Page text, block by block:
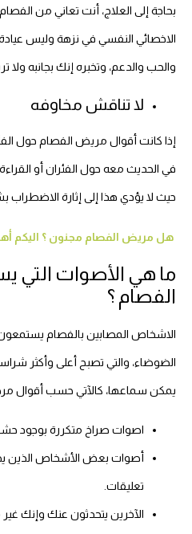
بحاجة إلى العلاج، أنت تعاني من
الاخصائي النفسي في نزهة وليس عيادة
والحب والدعم، وتخبره إنك بجانبه ولا
لا تناقش مخاوفه
إذا كانت أقوال مريض الفصام حول
في الحديث معه حول الفئران أو
حيث لا يؤدي هذا إلى إثارة الاضطراب
هل مريض الفصام مجنون ؟ اليكم
ما هي الأصوات
الفصام ؟
الاشخاص المصابين بالفصام
الضوضاء، والتي تصبح أعلى وأكثر
يمكن سماعها، كالآتي حسب أقوال
اصوات صراخ متكررة بوجود
أصوات بعض الأشخاص الذين
تعليقات.
الآخرين يتحدثون عنك وإنك